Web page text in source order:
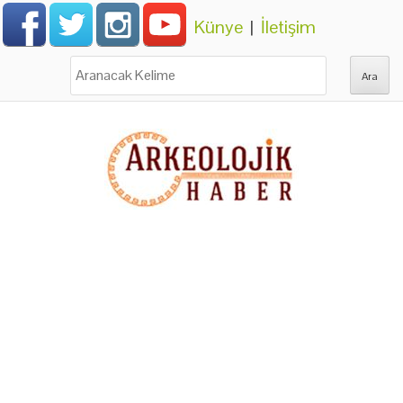
Künye | İletişim